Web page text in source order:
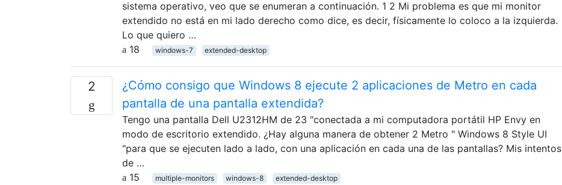
sistema operativo, veo que se enumeran a continuación. 1 2 Mi problema es que mi monitor
extendido no está en mi lado derecho como dice, es decir, físicamente lo coloco a la izquierda.
Lo que quiero …
18
windows-7 extended-desktop
2
¿Cómo consigo que Windows 8 ejecute 2 aplicaciones de Metro en cada
pantalla de una pantalla extendida?
Tengo una pantalla Dell U2312HM de 23 "conectada a mi computadora portátil HP Envy en
modo de escritorio extendido. ¿Hay alguna manera de obtener 2 Metro " Windows 8 Style UI
"para que se ejecuten lado a lado, con una aplicación en cada una de las pantallas? Mis intentos
de …
15
multiple-monitors windows-8 extended-desktop